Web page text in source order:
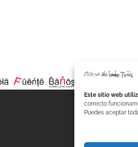
Este sitio web
correcto
Puedes aceptar